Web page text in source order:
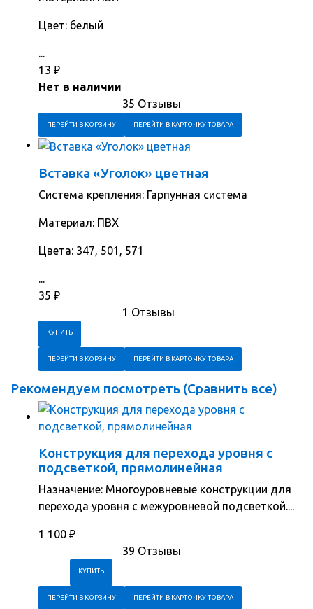
Цвет: белый
...
13 ₽
Нет в наличии
35 Отзывы
ПЕРЕЙТИ В КОРЗИНУ ПЕРЕЙТИ В КАРТОЧКУ ТОВАРА
Вставка «Уголок» цветная
Система крепления: Гарпунная система
Материал: ПВХ
Цвета: 347, 501, 571
35 ₽
1 Отзывы
ПЕРЕЙТИ В КОРЗИНУ ПЕРЕЙТИ В КАРТОЧКУ ТОВАРА
Рекомендуем посмотреть (Сравнить все)
Конструкция для перехода уровня с
подсветкой, прямолинейная
Назначение: Многоуровневые конструкции для
перехода уровня с межуровневой подсветкой....
1 100 ₽
39 Отзывы
ПЕРЕЙТИ В КОРЗИНУ ПЕРЕЙТИ В КАРТОЧКУ ТОВАРА